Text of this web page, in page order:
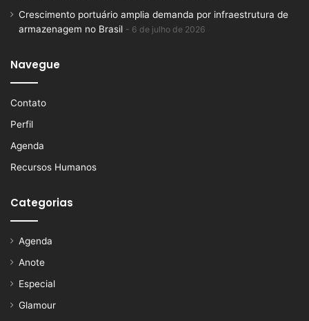
Crescimento portuário amplia demanda por infraestrutura de
armazenagem no Brasil
6 de julho de 2026
Navegue
Contato
Perfil
Agenda
Recursos Humanos
Categorias
Agenda
Anote
Especial
Glamour